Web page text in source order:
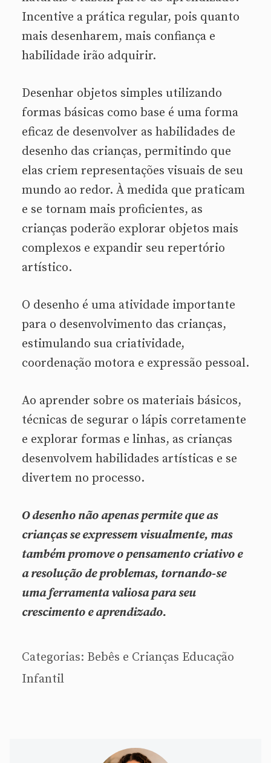
Incentive a prática regular, pois quanto
mais desenharem, mais confiança e
habilidade irão adquirir.
Desenhar objetos simples utilizando
formas básicas como base é uma forma
eficaz de desenvolver as habilidades de
desenho das crianças, permitindo que
elas criem representações visuais de seu
mundo ao redor. À medida que praticam
e se tornam mais proficientes, as
crianças poderão explorar objetos mais
complexos e expandir seu repertório
artístico.
O desenho é uma atividade importante
para o desenvolvimento das crianças,
estimulando sua criatividade,
coordenação motora e expressão pessoal.
Ao aprender sobre os materiais básicos,
técnicas de segurar o lápis corretamente
e explorar formas e linhas, as crianças
desenvolvem habilidades artísticas e se
divertem no processo.
O desenho não apenas permite que as
crianças se expressem visualmente, mas
também promove o pensamento criativo e
a resolução de problemas, tornando-se
uma ferramenta valiosa para seu
crescimento e aprendizado.
Categorias: Bebês e Crianças Educação
Infantil